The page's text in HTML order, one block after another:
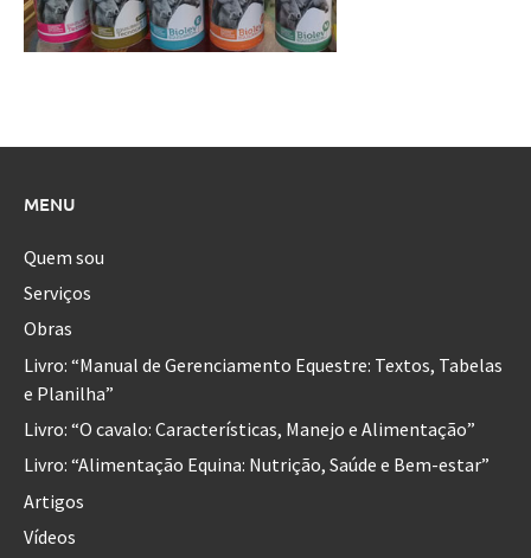
MENU
Quem sou
Serviços
Obras
Livro: “Manual de Gerenciamento Equestre: Textos, Tabelas
e Planilha”
Livro: “O cavalo: Características, Manejo e Alimentação”
Livro: “Alimentação Equina: Nutrição, Saúde e Bem-estar”
Artigos
Vídeos